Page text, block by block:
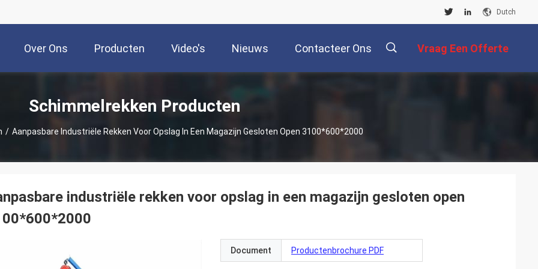
Dutch
Over Ons Producten Video's Nieuws Contacteer Ons Vraag Een Offerte
Schimmelrekken Producten
/ Aanpasbare Industriële Rekken Voor Opslag In Een Magazijn Gesloten Open 3100*600*2000
industriële rekken voor opslag in een magazijn gesloten open
Document Productenbrochure PDF